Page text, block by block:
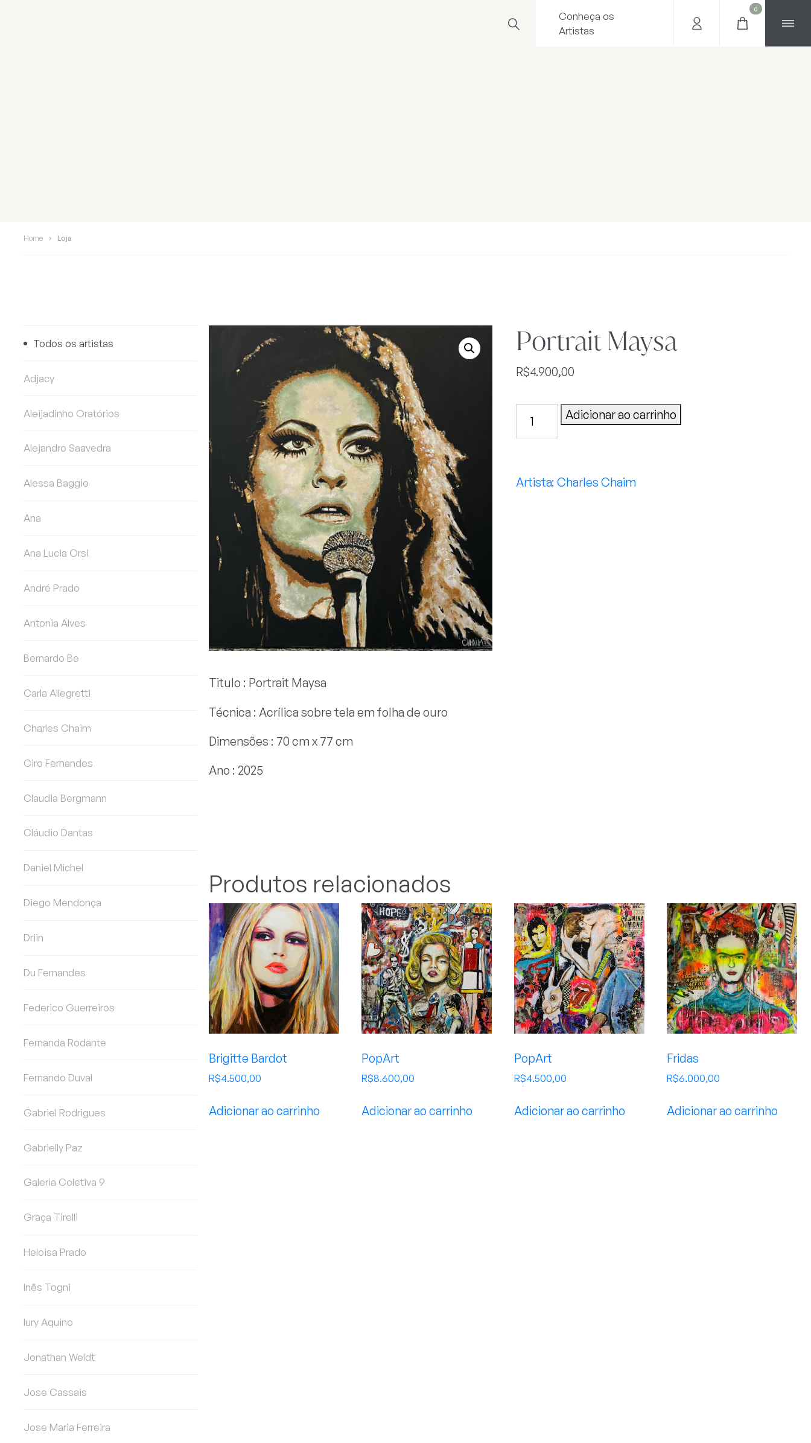
Conheça os
Artistas
0
Home Loja
Todos os artistas
Adjacy
Aleijadinho Oratórios
Alejandro Saavedra
Alessa Baggio
Ana
Ana Lucia Orsi
André Prado
Antonia Alves
Bernardo Be
Carla Allegretti
Charles Chaim
Ciro Fernandes
Claudia Bergmann
Cláudio Dantas
Daniel Michel
Diego Mendonça
Driin
Du Fernandes
Federico Guerreiros
Fernanda Rodante
Fernando Duval
Gabriel Rodrigues
Gabrielly Paz
Galeria Coletiva 9
Graça Tirelli
Heloisa Prado
Inês Togni
Iury Aquino
Jonathan Weldt
Jose Cassais
Jose Maria Ferreira
Portrait Maysa
R$4.900,00
Maysa
Adicionar ao carrinho
Charles Chaim
Titulo : Portrait Maysa
Técnica : Acrílica sobre tela em folha de ouro
Dimensões : 70 cm x 77 cm
Ano : 2025
Produtos relacionados
Brigitte Bardot
R$4.500,00
Adicionar ao carrinho
PopArt
R$8.600,00
Adicionar ao carrinho
PopArt
R$4.500,00
Adicionar ao carrinho
Fridas
R$6.000,00
Adicionar ao carrinho